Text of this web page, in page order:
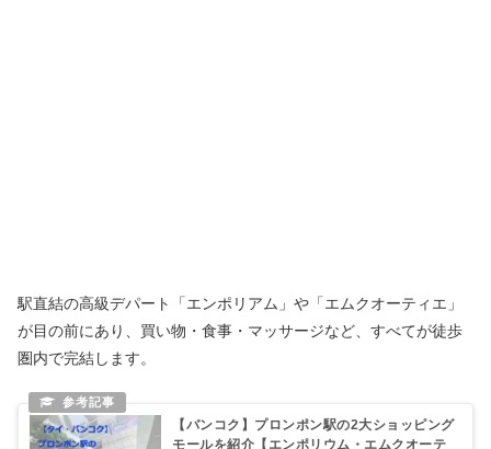
駅直結の高級デパート「エンポリアム」や「エムクオーティエ」
が目の前にあり、買い物・食事・マッサージなど、すべてが徒歩
圏内で完結します。
【バンコク】プロンポン駅の2大ショッピング
モールを紹介【エンポリウム・エムクオーテ